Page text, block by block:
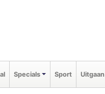
Specials Sport Uitgaan